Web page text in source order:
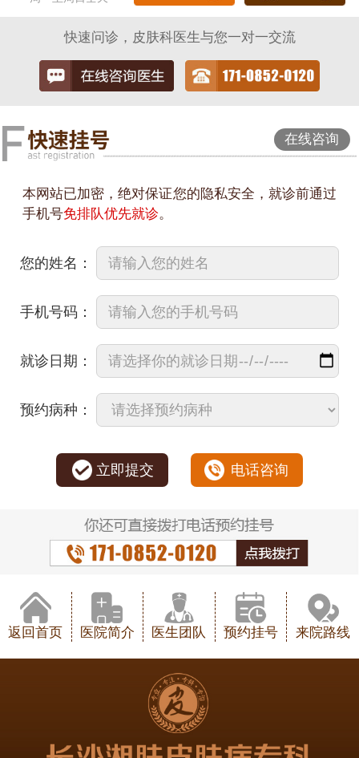
快速问诊，皮肤科医生与您一对一交流
在线咨询
本网站已加密，绝对保证您的隐私安全，就诊前通过
手机号免排队优先就诊。
您的姓名：
手机号码：
就诊日期：
预约病种：
立即提交 电话咨询
返回首页 医院简介 医生团队 预约挂号 来院路线